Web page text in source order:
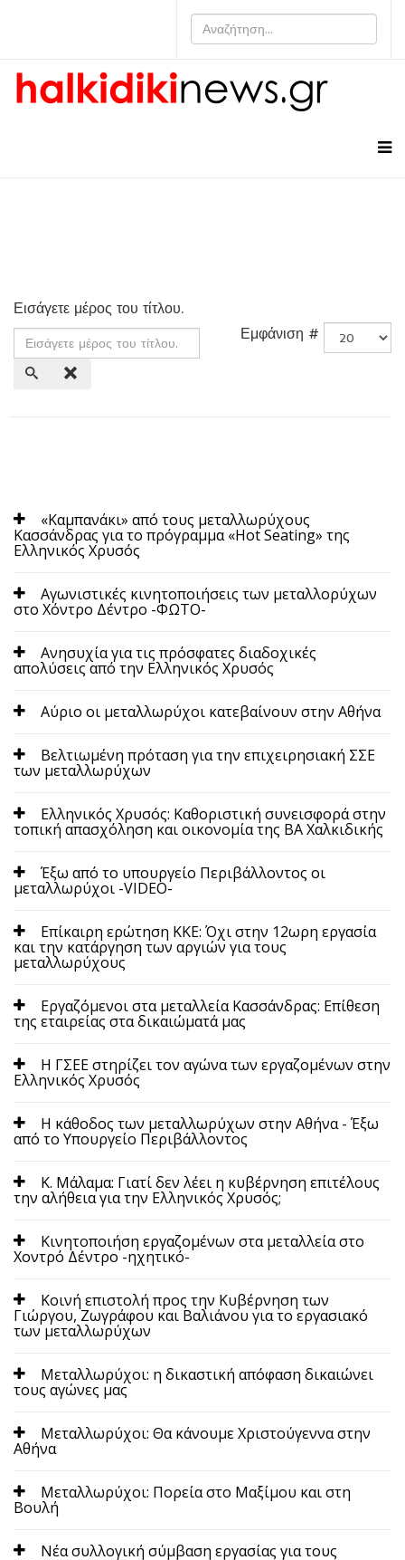
Εισάγετε μέρος του τίτλου.
Εμφάνιση #
«Καμπανάκι» από τους μεταλλωρύχους
Κασσάνδρας για το πρόγραμμα «Hot Seating» της
Ελληνικός Χρυσός
Αγωνιστικές κινητοποιήσεις των μεταλλορύχων
στο Χόντρο Δέντρο -ΦΩΤΟ-
Ανησυχία για τις πρόσφατες διαδοχικές
απολύσεις από την Ελληνικός Χρυσός
Αύριο οι μεταλλωρύχοι κατεβαίνουν στην Αθήνα
Βελτιωμένη πρόταση για την επιχειρησιακή ΣΣΕ
των μεταλλωρύχων
Ελληνικός Χρυσός: Καθοριστική συνεισφορά στην
τοπική απασχόληση και οικονομία της BA Χαλκιδικής
Έξω από το υπουργείο Περιβάλλοντος οι
μεταλλωρύχοι -VIDEO-
Επίκαιρη ερώτηση ΚΚΕ: Όχι στην 12ωρη εργασία
και την κατάργηση των αργιών για τους
μεταλλωρύχους
Εργαζόμενοι στα μεταλλεία Κασσάνδρας: Επίθεση
της εταιρείας στα δικαιώματά μας
Η ΓΣΕΕ στηρίζει τον αγώνα των εργαζομένων στην
Ελληνικός Χρυσός
Η κάθοδος των μεταλλωρύχων στην Αθήνα - Έξω
από το Υπουργείο Περιβάλλοντος
Κ. Μάλαμα: Γιατί δεν λέει η κυβέρνηση επιτέλους
την αλήθεια για την Ελληνικός Χρυσός;
Κινητοποιήση εργαζομένων στα μεταλλεία στο
Χοντρό Δέντρο -ηχητικό-
Κοινή επιστολή προς την Κυβέρνηση των
Γιώργου, Ζωγράφου και Βαλιάνου για το εργασιακό
των μεταλλωρύχων
Μεταλλωρύχοι: η δικαστική απόφαση δικαιώνει
τους αγώνες μας
Μεταλλωρύχοι: Θα κάνουμε Χριστούγεννα στην
Αθήνα
Μεταλλωρύχοι: Πορεία στο Μαξίμου και στη
Βουλή
Νέα συλλογική σύμβαση εργασίας για τους